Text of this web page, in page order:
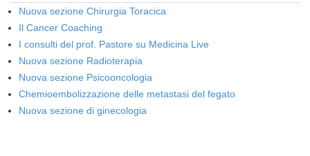
Nuova sezione Chirurgia Toracica
Il Cancer Coaching
I consulti del prof. Pastore su Medicina Live
Nuova sezione Radioterapia
Nuova sezione Psicooncologia
Chemioembolizzazione delle metastasi del fegato
Nuova sezione di ginecologia